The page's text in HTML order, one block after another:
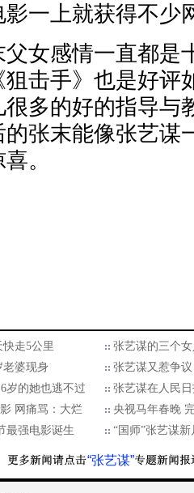
一上就获得不少
女感情一直都是
击手》也是好评
多的好的指导与
张末能像张艺谋
。
走5公里
张艺谋的三个
老婆现身
张艺谋又惹争
岁的她也逃不过
张艺谋在人民
网痛骂：大烂
央视马年春晚
最强电影诞生
“国师”张艺谋
“张艺谋”